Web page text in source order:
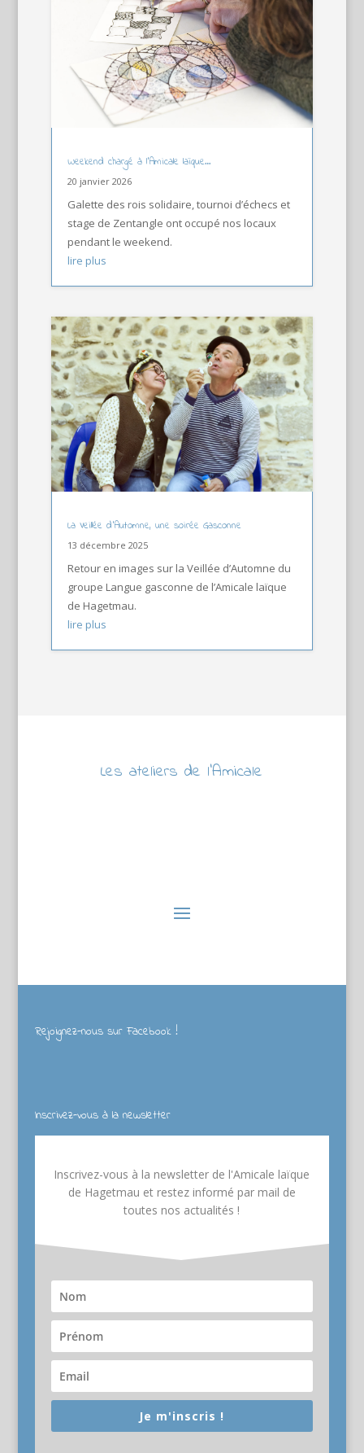
Weekend chargé à l’Amicale laïque…
20 janvier 2026
Galette des rois solidaire, tournoi d’échecs et
stage de Zentangle ont occupé nos locaux
pendant le weekend.
lire plus
La Veillée d’Automne, une soirée Gasconne
13 décembre 2025
Retour en images sur la Veillée d’Automne du
groupe Langue gasconne de l’Amicale laïque
de Hagetmau.
lire plus
Les ateliers de l’Amicale
Rejoignez-nous sur Facebook !
Inscrivez-vous à la newsletter
Inscrivez-vous à la newsletter de l'Amicale laïque
de Hagetmau et restez informé par mail de
toutes nos actualités !
Je m'inscris !